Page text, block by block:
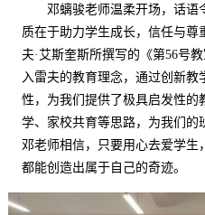
邓螭骏老师温柔开场，话语
质在于助力学生成长，信任与尊
夫·艾斯奎斯所撰写的 《第56号教
入雷夫的教育理念，通过创新
性 ， 为我们提供了极具启发性的
学、家校共育等思路，为我们的
邓老师相信，只要用心去爱学生
都能创造出属于自己的奇迹。